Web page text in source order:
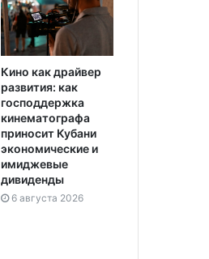
Кино как драйвер
развития: как
господдержка
кинематографа
приносит Кубани
экономические и
имиджевые
дивиденды
6 августа 2026